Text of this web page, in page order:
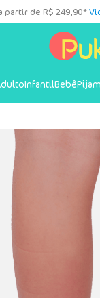
partir de R$ 249,90*
InfantilBebê